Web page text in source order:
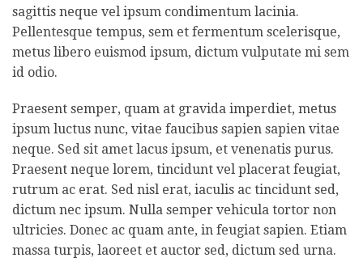
sagittis neque vel ipsum condimentum lacinia.
Pellentesque tempus, sem et fermentum scelerisque,
metus libero euismod ipsum, dictum vulputate mi sem
id odio.
Praesent semper, quam at gravida imperdiet, metus
ipsum luctus nunc, vitae faucibus sapien sapien vitae
neque. Sed sit amet lacus ipsum, et venenatis purus.
Praesent neque lorem, tincidunt vel placerat feugiat,
rutrum ac erat. Sed nisl erat, iaculis ac tincidunt sed,
dictum nec ipsum. Nulla semper vehicula tortor non
ultricies. Donec ac quam ante, in feugiat sapien. Etiam
massa turpis, laoreet et auctor sed, dictum sed urna.